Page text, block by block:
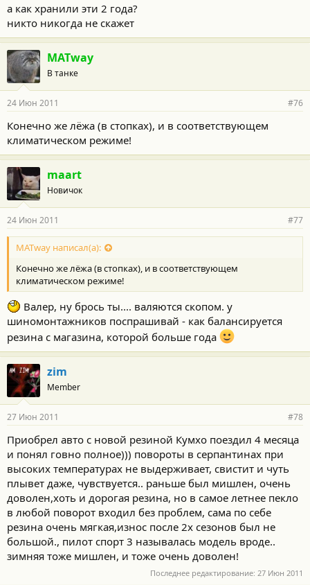
а как хранили эти 2 года?
никто никогда не скажет
MATway
В танке
24 Июн 2011 #76
Конечно же лёжа (в стопках), и в соответствующем
климатическом режиме!
maart
Новичок
24 Июн 2011 #77
MATway написал(а):
Конечно же лёжа (в стопках), и в соответствующем
климатическом режиме!
Валер, ну брось ты.... валяются скопом. у
шиномонтажников поспрашивай - как балансируется
резина с магазина, которой больше года
zim
Member
27 Июн 2011 #78
Приобрел авто с новой резиной Кумхо поездил 4 месяца
и понял говно полное))) повороты в серпантинах при
высоких температурах не выдерживает, свистит и чуть
плывет даже, чувствуется.. раньше был мишлен, очень
доволен,хоть и дорогая резина, но в самое летнее пекло
в любой поворот входил без проблем, сама по себе
резина очень мягкая,износ после 2х сезонов был не
большой., пилот спорт 3 называлась модель вроде..
зимняя тоже мишлен, и тоже очень доволен!
Последнее редактирование: 27 Июн 2011